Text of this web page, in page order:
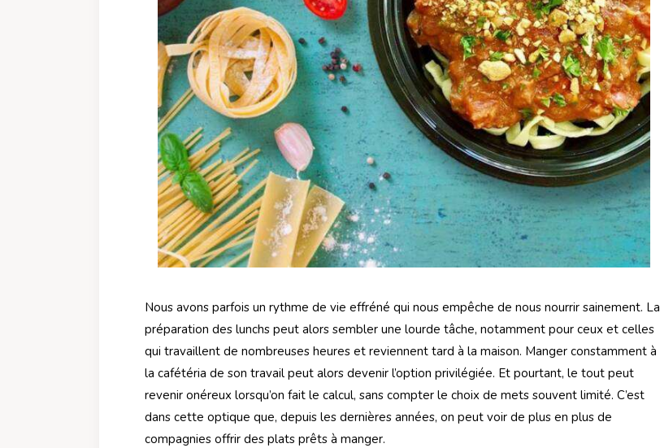
Nous avons parfois un rythme de vie effréné qui nous empêche de nous nourrir sainement. La
préparation des lunchs peut alors sembler une lourde tâche, notamment pour ceux et celles
qui travaillent de nombreuses heures et reviennent tard à la maison. Manger constamment à
la cafétéria de son travail peut alors devenir l’option privilégiée. Et pourtant, le tout peut
revenir onéreux lorsqu’on fait le calcul, sans compter le choix de mets souvent limité. C’est
dans cette optique que, depuis les dernières années, on peut voir de plus en plus de
compagnies offrir des plats prêts à manger.